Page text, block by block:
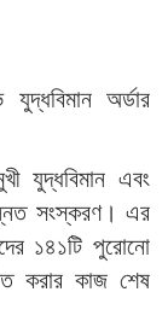
অর্ডার
যুদ্ধবিমান এবং
সংস্করণ। এর
১৪১টি পুরোনো
করার কাজ শেষ